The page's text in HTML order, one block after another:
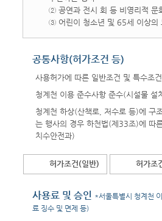
② 공연과 전시 회 등 비영리적 문
③ 어린이 청소년 및 65세 이상의
공통사항(허가조건 등)
사용허가에 따른 일반조건 및 특수조
청계천 이용 준수사항 준수(시설물
청계천 하상(산책로, 저수로 등)에 구
는 행사의 경우 하천법(제33조)에 따
치수안전과)
허가조건(일반) 허가조
사용료 및 승인 *서울특별시 청계천
료 징수 및 면제 등)